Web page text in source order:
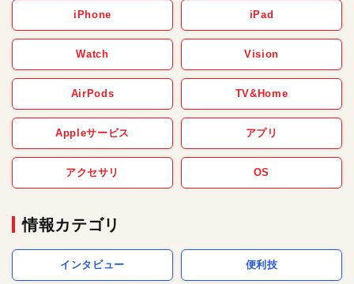
iPhone iPad
Watch Vision
AirPods TV&Home
Appleサービス アプリ
アクセサリ OS
情報カテゴリ
インタビュー 便利技